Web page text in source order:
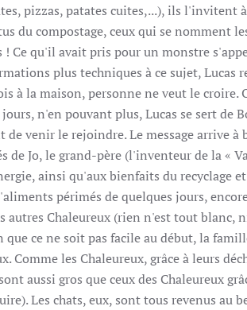
pizzas, patates cuites,...), ils l'invitent
du compostage, ceux qui se nomment
! Ce qu'il avait pris pour un monstre
plus techniques à ce sujet, Lucas
à la maison, personne ne veut le
n'en pouvant plus, Lucas se sert de
de venir le rejoindre. Le message arrive
de Jo, le grand-père (l'inventeur de la «
ainsi qu'aux bienfaits du recyclage
périmés de quelques jours,
autres Chaleureux (rien n'est tout
que ce ne soit pas facile au début, la
Comme les Chaleureux, grâce à leurs
aussi gros que ceux des Chaleureux
Les chats, eux, sont tous revenus au